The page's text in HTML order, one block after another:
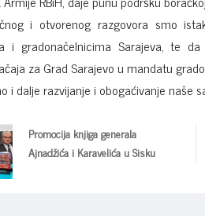
i otvorenog razgovora smo
i gradonačelnicima Sarajeva, te
za Grad Sarajevo u mandatu
i dalje razvijanje i obogaćivanje naše
Promocija knjiga generala
Ajnadžića i Karavelića u Sisku